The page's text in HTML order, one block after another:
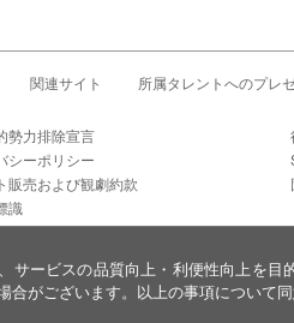
関連サイト 所属タレントへのプレ
勢力排除宣言
シーポリシー
販売および観劇約款
識
サービスの品質向上・利便性向上を
合がございます。以上の事項について